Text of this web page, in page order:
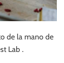
de la mano de
Lab .